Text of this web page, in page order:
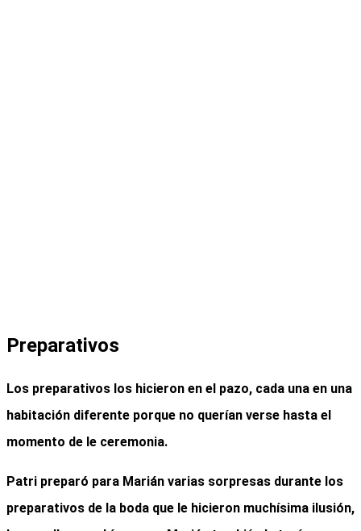
Preparativos
Los preparativos los hicieron en el pazo, cada una en una
habitación diferente porque no querían verse hasta el
momento de le ceremonia.
Patri preparó para Marián varias sorpresas durante los
preparativos de la boda que le hicieron muchísima ilusión,